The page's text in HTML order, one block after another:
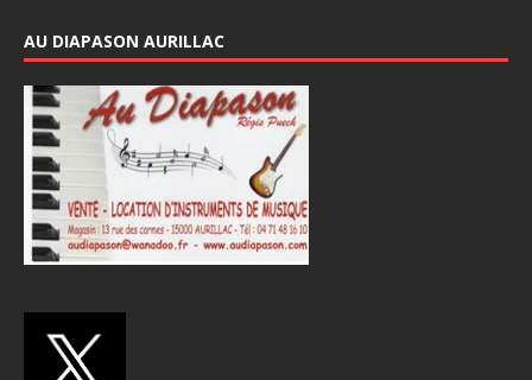
AU DIAPASON AURILLAC